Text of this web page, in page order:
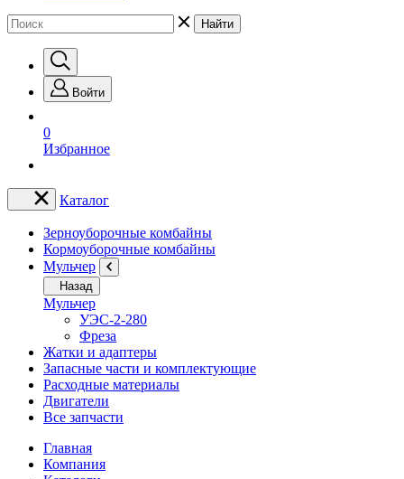
Найти
Войти
0
Избранное
Каталог
Зерноуборочные комбайны
Кормоуборочные комбайны
Мульчер
Назад
Мульчер
УЭС-2-280
Фреза
Жатки и адаптеры
Запасные части и комплектующие
Расходные материалы
Двигатели
Все запчасти
Главная
Компания